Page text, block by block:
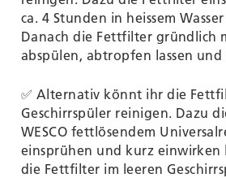
ca. 4 Stunden in heissem
Danach die Fettfilter gründlich
abspülen, abtropfen lassen
✅ Alternativ könnt ihr die
Geschirrspüler reinigen. Dazu
WESCO fettlösendem
einsprühen und kurz einwirken
die Fettfilter im leeren